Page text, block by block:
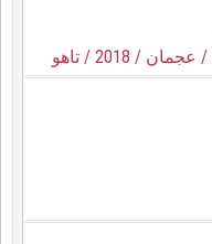
/ عجمان / 2018
/ تاهو